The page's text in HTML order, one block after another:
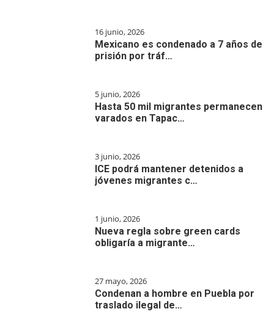
16 junio, 2026
Mexicano es condenado a 7 años de
prisión por tráf…
5 junio, 2026
Hasta 50 mil migrantes permanecen
varados en Tapac…
3 junio, 2026
ICE podrá mantener detenidos a
jóvenes migrantes c…
1 junio, 2026
Nueva regla sobre green cards
obligaría a migrante…
27 mayo, 2026
Condenan a hombre en Puebla por
traslado ilegal de…